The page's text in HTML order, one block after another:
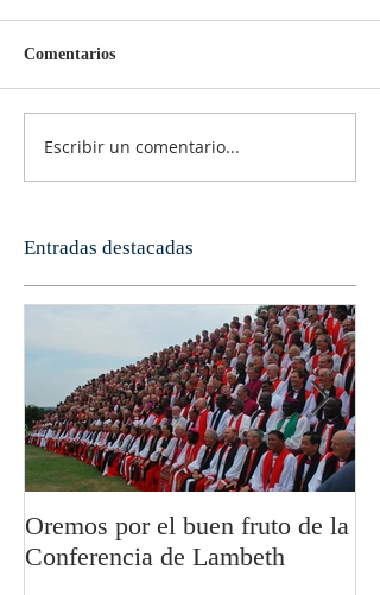
Comentarios
Escribir un comentario...
Entradas destacadas
Oremos por el buen fruto de la
Conferencia de Lambeth